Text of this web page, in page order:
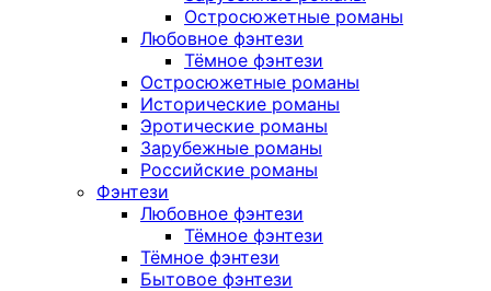
Остросюжетные романы
Любовное фэнтези
Тёмное фэнтези
Остросюжетные романы
Исторические романы
Эротические романы
Зарубежные романы
Российские романы
Фэнтези
Любовное фэнтези
Тёмное фэнтези
Тёмное фэнтези
Бытовое фэнтези